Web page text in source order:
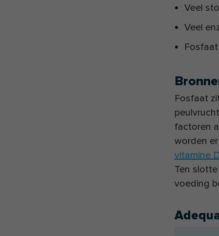
Veel
Veel
Fosfaat
factoren
worden
vitamine
Ten
voeding